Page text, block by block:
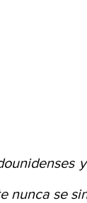
nunca se